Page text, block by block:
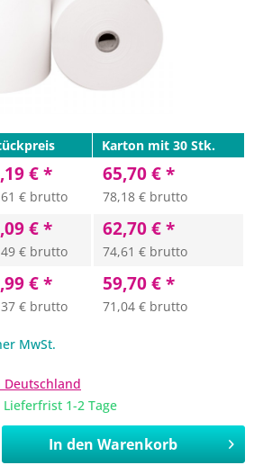
Karton mit 30 Stk.
€ *
€ brutto
65,70 € *
78,18 € brutto
€ *
€ brutto
62,70 € *
74,61 € brutto
€ *
€ brutto
59,70 € *
71,04 € brutto
MwSt.
1-2 Tage
In den Warenkorb